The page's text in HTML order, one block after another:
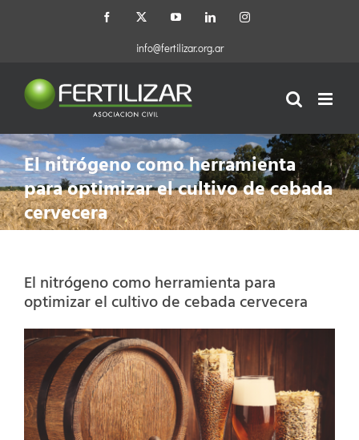
Facebook
X YouTubeLinkedInInstagram
info@fertilizar.org.ar
El nitrógeno como herramienta
para optimizar el cultivo de cebada
cervecera
El nitrógeno como herramienta para
optimizar el cultivo de cebada cervecera